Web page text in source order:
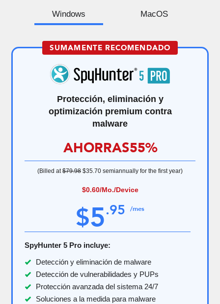
Windows MacOS
SUMAMENTE RECOMENDADO
Protección, eliminación y
optimización premium contra
malware
$5.95 /mes
SpyHunter 5 Pro incluye:
Detección y eliminación de malware
Detección de vulnerabilidades y PUPs
Protección avanzada del sistema 24/7
Soluciones a la medida para malware
AHORRAS55%
(Billed at$79.98 $35.70 semiannually for the first year)
$0.60/Mo./Device